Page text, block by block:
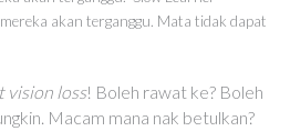
akan terganggu. Mata tidak dapat
vision loss! Boleh rawat ke? Boleh
Macam mana nak betulkan?